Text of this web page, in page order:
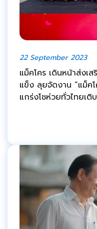
22 September 2023
แม็คโคร เดินหน้าส่งเส
แข็ง ลุยจัดงาน “แม็ค
แกร่งโชห่วยทั่วไทยเ